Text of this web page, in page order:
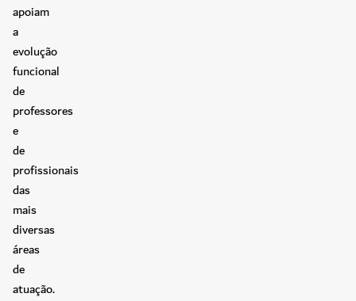
apoiam
a
evolução
funcional
de
professores
e
de
profissionais
das
mais
diversas
áreas
de
atuação.